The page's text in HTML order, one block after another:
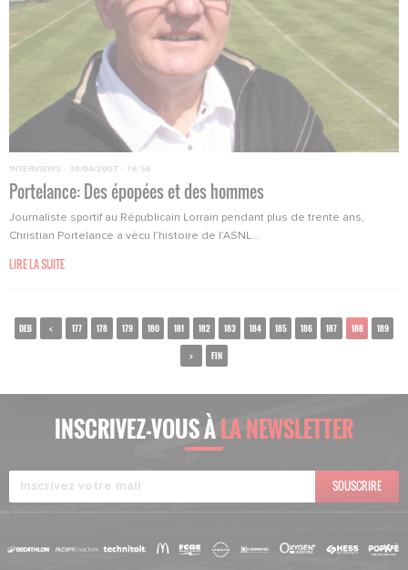
INTERVIEWS · 30/04/2007 - 16:56
Portelance: Des épopées et des hommes
Journaliste sportif au Républicain Lorrain pendant plus de trente ans,
Christian Portelance a vécu l’histoire de l’ASNL...
LIRE LA SUITE
DEB < 177 178 179 180 181 182 183 184 185 186 187 188 189
> FIN
INSCRIVEZ-VOUS ÀLA NEWSLETTER
SOUSCRIRE